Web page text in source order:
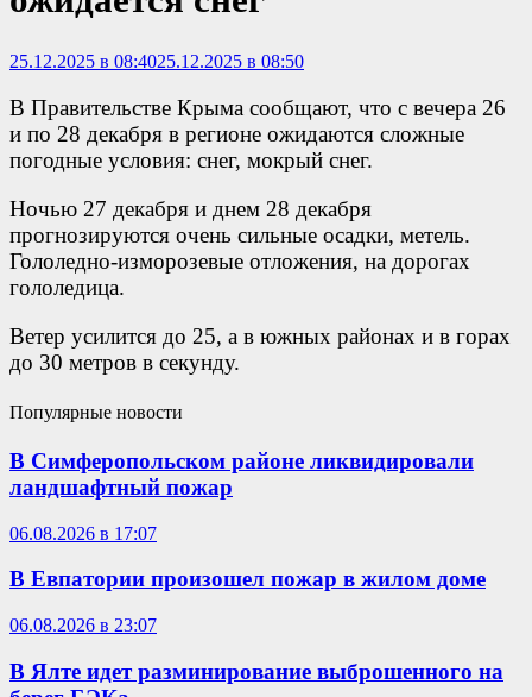
25.12.2025 в 08:4025.12.2025 в 08:50
В Правительстве Крыма сообщают, что с вечера 26
и по 28 декабря в регионе ожидаются сложные
погодные условия: снег, мокрый снег.
Ночью 27 декабря и днем 28 декабря
прогнозируются очень сильные осадки, метель.
Гололедно-изморозевые отложения, на дорогах
гололедица.
Ветер усилится до 25, а в южных районах и в горах
до 30 метров в секунду.
Популярные новости
В Симферопольском районе ликвидировали
ландшафтный пожар
06.08.2026 в 17:07
В Евпатории произошел пожар в жилом доме
06.08.2026 в 23:07
В Ялте идет разминирование выброшенного на